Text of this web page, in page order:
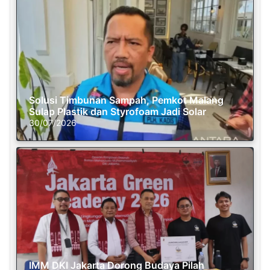
Solusi Timbunan Sampah, Pemkot Malang
Sulap Plastik dan Styrofoam Jadi Solar
30/07/2026
IMM DKI Jakarta Dorong Budaya Pilah